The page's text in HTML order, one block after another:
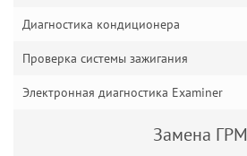
Диагностика кондиционера
Проверка системы зажигания
Электронная диагностика Examiner
Замена ГРМ